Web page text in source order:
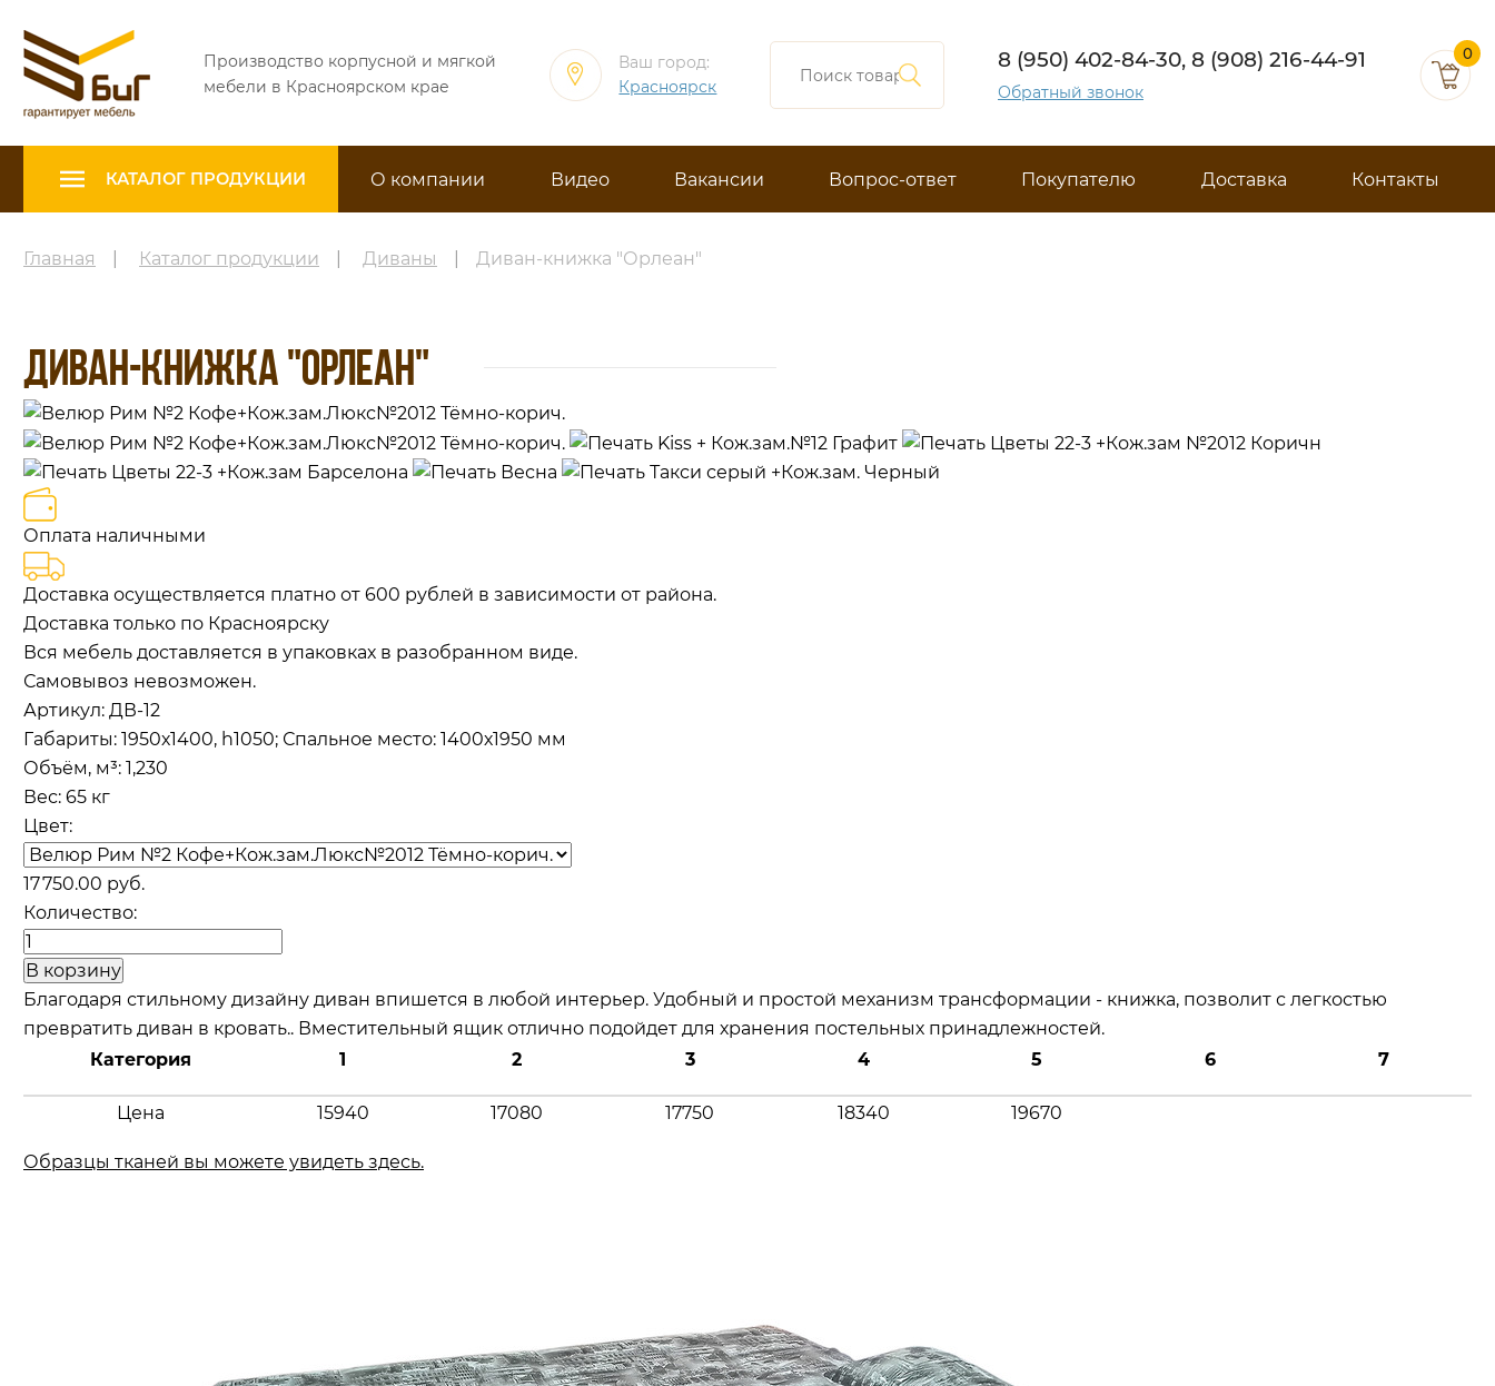
Производство корпусной и мягкой
мебели в Красноярском крае
Ваш город:
Красноярск
8 (950) 402-84-30, 8 (908) 216-44-91
Обратный звонок
0
КАТАЛОГ ПРОДУКЦИИ О компании Видео Вакансии Вопрос-ответ Покупателю Доставка Контакты
Главная Каталог продукции Диваны Диван-книжка "Орлеан"
ДИВАН-КНИЖКА "ОРЛЕАН"
Оплата наличными
Доставка осуществляется платно от 600 рублей в зависимости от района.
Доставка только по Красноярску
Вся мебель доставляется в упаковках в разобранном виде.
Самовывоз невозможен.
Артикул: ДВ-12
Габариты: 1950х1400, h1050; Спальное место: 1400х1950 мм
Объём, м³: 1,230
Вес: 65 кг
Цвет:
17 750.00 руб.
Количество:
Благодаря стильному дизайну диван впишется в любой интерьер. Удобный и простой механизм трансформации - книжка, позволит с легкостью
превратить диван в кровать.. Вместительный ящик отлично подойдет для хранения постельных принадлежностей.
Категория
1 2 3 4 5 6 7
Цена 15940 17080 17750 18340 19670
Образцы тканей вы можете увидеть здесь.